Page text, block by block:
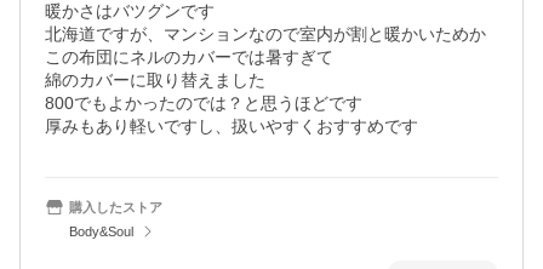
暖かさはバツグンです
北海道ですが、マンションなので室内が割と暖かいためか
この布団にネルのカバーでは暑すぎて
綿のカバーに取り替えました
800でもよかったのでは？と思うほどです
厚みもあり軽いですし、扱いやすくおすすめです
購入したストア
Body&Soul